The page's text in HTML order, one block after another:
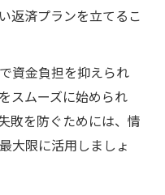
返済プランを立てるこ
資金負担を抑えられ
スムーズに始められ
敗を防ぐためには、情
大限に活用しましょ